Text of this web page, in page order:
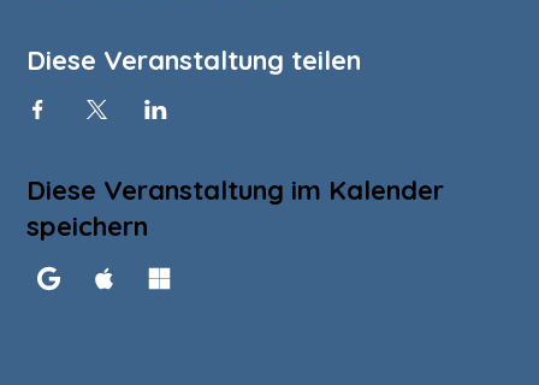
Diese Veranstaltung teilen
Diese Veranstaltung im Kalender
speichern